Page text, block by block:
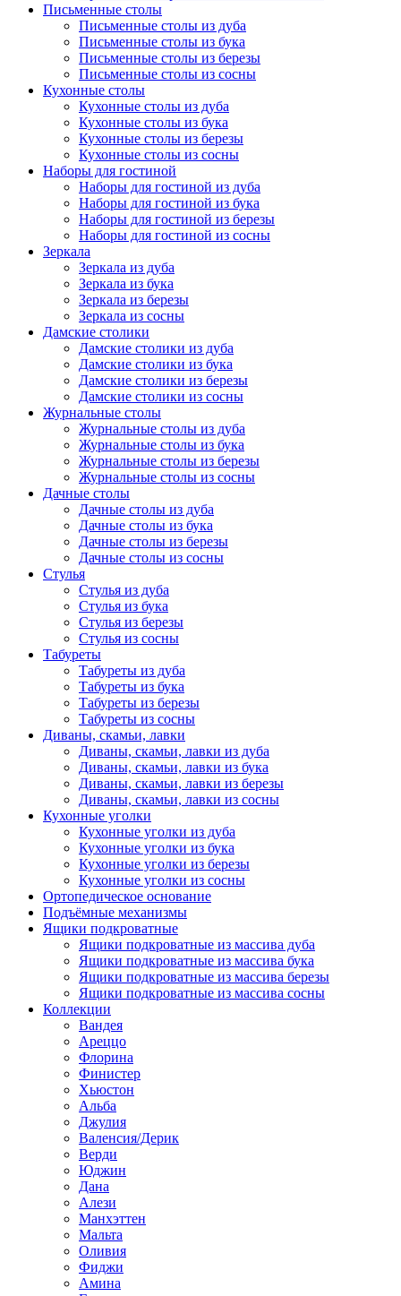
Письменные столы
Письменные столы из дуба
Письменные столы из бука
Письменные столы из березы
Письменные столы из сосны
Кухонные столы
Кухонные столы из дуба
Кухонные столы из бука
Кухонные столы из березы
Кухонные столы из сосны
Наборы для гостиной
Наборы для гостиной из дуба
Наборы для гостиной из бука
Наборы для гостиной из березы
Наборы для гостиной из сосны
Зеркала
Зеркала из дуба
Зеркала из бука
Зеркала из березы
Зеркала из сосны
Дамские столики
Дамские столики из дуба
Дамские столики из бука
Дамские столики из березы
Дамские столики из сосны
Журнальные столы
Журнальные столы из дуба
Журнальные столы из бука
Журнальные столы из березы
Журнальные столы из сосны
Дачные столы
Дачные столы из дуба
Дачные столы из бука
Дачные столы из березы
Дачные столы из сосны
Стулья
Стулья из дуба
Стулья из бука
Стулья из березы
Стулья из сосны
Табуреты
Табуреты из дуба
Табуреты из бука
Табуреты из березы
Табуреты из сосны
Диваны, скамьи, лавки
Диваны, скамьи, лавки из дуба
Диваны, скамьи, лавки из бука
Диваны, скамьи, лавки из березы
Диваны, скамьи, лавки из сосны
Кухонные уголки
Кухонные уголки из дуба
Кухонные уголки из бука
Кухонные уголки из березы
Кухонные уголки из сосны
Ортопедическое основание
Подъёмные механизмы
Ящики подкроватные
Ящики подкроватные из массива дуба
Ящики подкроватные из массива бука
Ящики подкроватные из массива березы
Ящики подкроватные из массива сосны
Коллекции
Вандея
Ареццо
Флорина
Финистер
Хьюстон
Альба
Джулия
Валенсия/Дерик
Верди
Юджин
Дана
Алези
Манхэттен
Мальта
Оливия
Фиджи
Амина